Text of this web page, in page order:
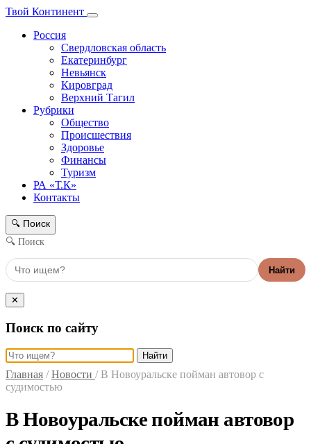
Твой Континент
Россия
Свердловская область
Екатеринбург
Невьянск
Кировград
Верхний Тагил
Рубрики
Общество
Происшествия
Здоровье
Финансы
Туризм
РА «Т.К»
Контакты
🔍 Поиск
🔍 Поиск
Найти
✕
Поиск по сайту
Найти
Главная / Новости / В Новоуральске пойман автовор с
судимостью
В Новоуральске пойман автовор